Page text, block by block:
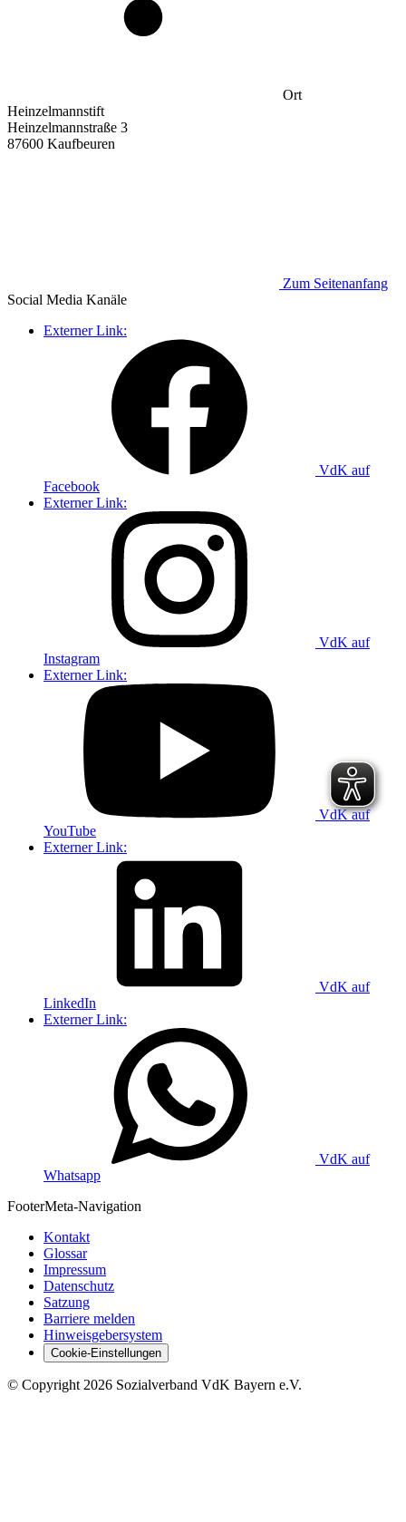
Ort
Heinzelmannstift
Heinzelmannstraße 3
87600 Kaufbeuren
Zum Seitenanfang
Social Media Kanäle
Externer Link:
VdK auf
Facebook
Externer Link:
VdK auf
Instagram
Externer Link:
VdK auf
YouTube
Externer Link:
VdK auf
LinkedIn
Externer Link:
VdK auf
Whatsapp
FooterMeta-Navigation
Kontakt
Glossar
Impressum
Datenschutz
Satzung
Barriere melden
Hinweisgebersystem
Cookie-Einstellungen
© Copyright 2026 Sozialverband VdK Bayern e.V.